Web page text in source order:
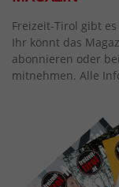
Freizeit-Tirol gibt es
Ihr könnt das
abonnieren oder
mitnehmen. Alle